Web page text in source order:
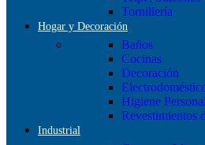
Tornillería
Hogar y Decoración
Baños
Cocinas
Decoración
Higiene Personal
Revestimientos
Industrial